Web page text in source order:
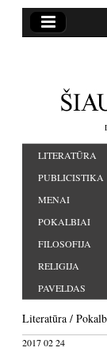
LITERATŪRA
PUBLICISTIKA
MENAI
POKALBIAI
FILOSOFIJA
RELIGIJA
PAVELDAS
Literatūra /
2017 02 24